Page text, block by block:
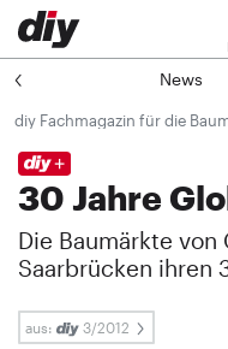
News
diy Fachmagazin für die
30 Jahre
Die Baumärkte
Saarbrücken ihren
aus: 3/2012